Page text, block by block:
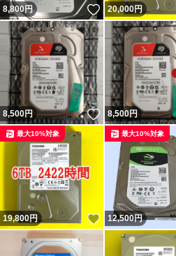
8,800円 いいね！
20,000円
8,500円 いいね！
8,500円
19,800円 いいね！
最大10%対象
12,500円
最大10%対象